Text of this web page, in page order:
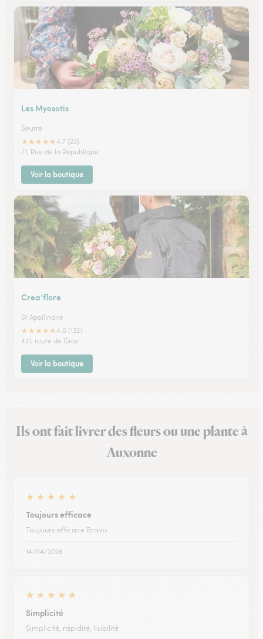
Les Myosotis
Seurre
★★★★★4.7 (23)
71, Rue de la Republique
Voir la boutique
Crea’flore
St Apollinaire
★★★★★4.6 (132)
421, route de Gray
Voir la boutique
Ils ont fait livrer des fleurs ou une plante à
Auxonne
★ ★ ★ ★ ★
Toujours efficace
Toujours efficace Bravo
14/04/2026
★ ★ ★ ★ ★
Simplicité
Simplicité, rapidité, lisibilité